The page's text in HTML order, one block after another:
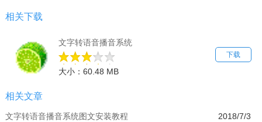
相关下载
下载
文字转语音播音系统
大小：60.48 MB
相关文章
2018/7/3
文字转语音播音系统图文安装教程